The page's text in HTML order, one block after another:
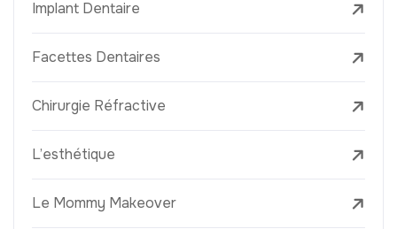
Implant Dentaire
Facettes Dentaires
Chirurgie Réfractive
L’esthétique
Le Mommy Makeover